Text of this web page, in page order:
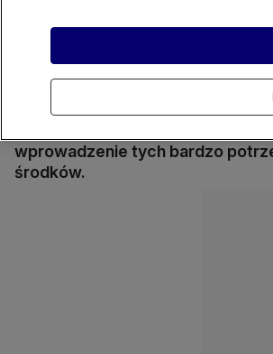
Atomowej (MAEA) Rafael Grossi
piątek, że starania, których
utworzenie strefy bezpiecznej
Zaporoskiej Elektrowni
Enerhodarze postępują. Jak
wprowadzenie tych bardzo
środków.